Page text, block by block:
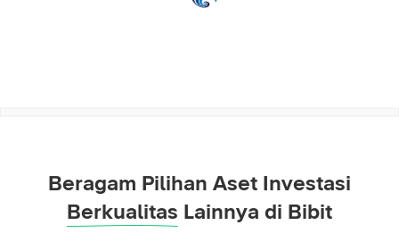
Berkualitas Lainnya di Bibit